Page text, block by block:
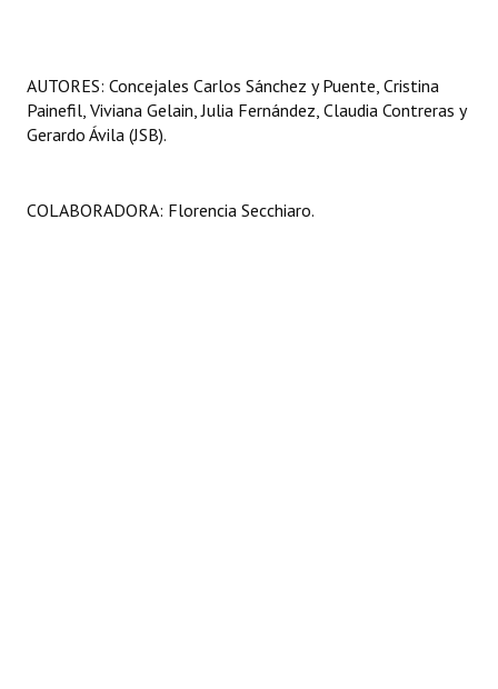
AUTORES: Concejales Carlos Sánchez y Puente, Cristina
Painefil, Viviana Gelain, Julia Fernández, Claudia Contreras y
Gerardo Ávila (JSB).
COLABORADORA: Florencia Secchiaro.